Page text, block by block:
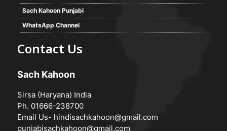
Sach Kahoon Punjabi
WhatsApp Channel
Contact Us
Sach Kahoon
Sirsa (Haryana) India
Ph. 01666-238700
Email Us- hindisachkahoon@gmail.com
punjabisachkahoon@gmail.com